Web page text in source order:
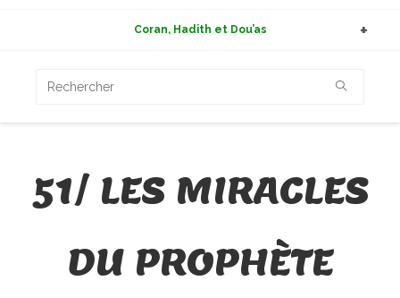
Coran, Hadith et Dou’as
51/ LES MIRACLES
DU PROPHÈTE